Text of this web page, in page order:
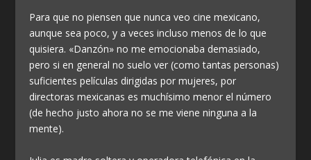
Para que no piensen que nunca veo cine mexicano,
aunque sea poco, y a veces incluso menos de lo que
quisiera. «Danzón» no me emocionaba demasiado,
pero si en general no suelo ver (como tantas personas)
suficientes películas dirigidas por mujeres, por
directoras mexicanas es muchísimo menor el número
(de hecho justo ahora no se me viene ninguna a la
mente).